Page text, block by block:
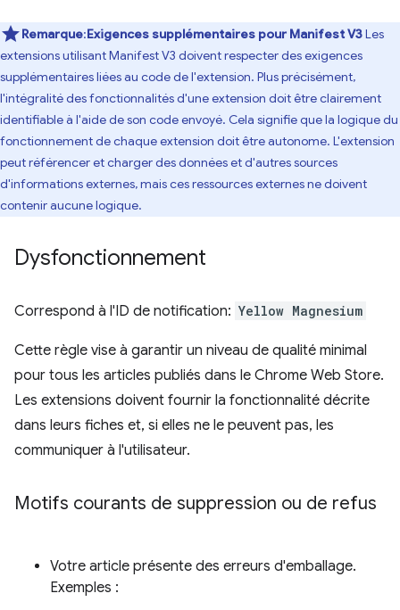
Remarque:Exigences supplémentaires pour Manifest V3Les
extensions utilisant Manifest V3 doivent respecter des exigences
supplémentaires liées au code de l'extension. Plus précisément,
l'intégralité des fonctionnalités d'une extension doit être clairement
identifiable à l'aide de son code envoyé. Cela signifie que la logique du
fonctionnement de chaque extension doit être autonome. L'extension
peut référencer et charger des données et d'autres sources
d'informations externes, mais ces ressources externes ne doivent
contenir aucune logique.
Dysfonctionnement
Correspond à l'ID de notification: Yellow Magnesium
Cette règle vise à garantir un niveau de qualité minimal
pour tous les articles publiés dans le Chrome Web Store.
Les extensions doivent fournir la fonctionnalité décrite
dans leurs fiches et, si elles ne le peuvent pas, les
communiquer à l'utilisateur.
Motifs courants de suppression ou de refus
Votre article présente des erreurs d'emballage.
Exemples :